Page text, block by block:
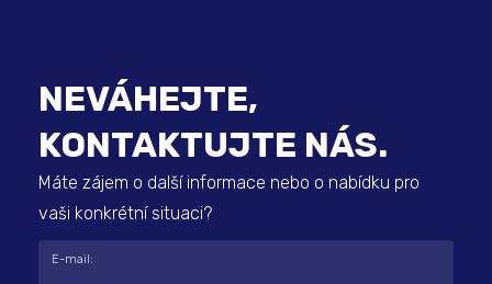
NEVÁHEJTE,
KONTAKTUJTE NÁS.
Máte zájem o další informace nebo o nabídku pro
vaši konkrétní situaci?
E-mail: